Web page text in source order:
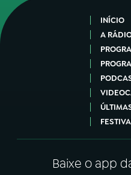
INÍCIO
A
Baixe o app